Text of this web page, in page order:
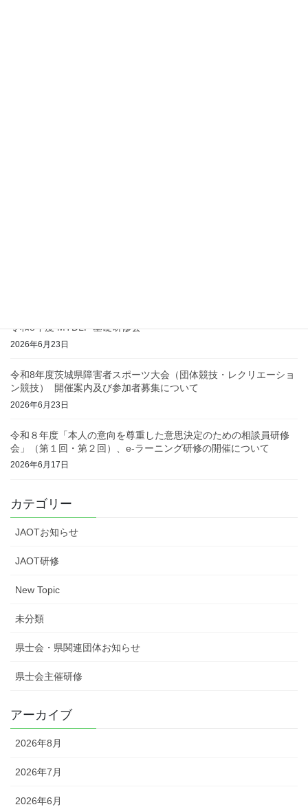
令和8年度 MTDLP 基礎研修会
2026年6月23日
令和8年度茨城県障害者スポーツ大会（団体競技・レクリエーショ
ン競技） 開催案内及び参加者募集について
2026年6月23日
令和８年度「本人の意向を尊重した意思決定のための相談員研修
会」（第１回・第２回）、e-ラーニング研修の開催について
2026年6月17日
カテゴリー
JAOTお知らせ
JAOT研修
New Topic
未分類
県士会・県関連団体お知らせ
県士会主催研修
アーカイブ
2026年8月
2026年7月
2026年6月